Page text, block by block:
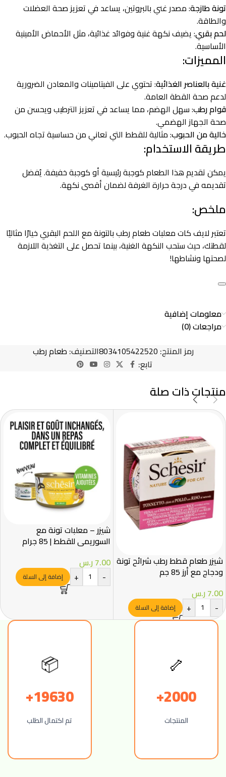
تونة طازجة: مصدر غني بالبروتين، يساعد في تعزيز صحة العضلات
والطاقة.
لحم بقري: يضيف نكهة غنية وفوائد غذائية، مثل الأحماض الأمينية
الأساسية.
المميزات:
غنية بالعناصر الغذائية: تحتوي على الفيتامينات والمعادن الضرورية
لدعم صحة القطة العامة.
قوام رطب: سهل الهضم، مما يساعد في تعزيز الترطيب ويحسن من
صحة الجهاز الهضمي.
خالية من الحبوب: مثالية للقطط التي تعاني من حساسية تجاه الحبوب.
طريقة الاستخدام:
يمكن تقديم هذا الطعام كوجبة رئيسية أو كوجبة خفيفة. يُفضل
تقديمه في درجة حرارة الغرفة لضمان أقصى نكهة.
ملخص:
تعتبر لايف كات معلبات طعام رطب بالتونة مع اللحم البقري خيارًا مثاليًا
لقطتك، حيث ستحب النكهة الغنية، بينما تحصل على التغذية اللازمة
لصحتها ونشاطها!
معلومات إضافية
مراجعات (0)
رمز المنتج: 8034105422520التصنيف: طعام رطب
تابع:
منتجات ذات صلة
شيزر طعام قطط رطب شرائح تونة
ودجاج مع أرز 85 جم
7.00ر.س
-
+ إضافة إلى السلة
شيزر – معلبات تونة مع
السوريمي للقطط | 85 جرام
7.00ر.س
-
+ إضافة إلى السلة
🦴
2000+
المنتجات
📦
19630+
تم اكتمال الطلب